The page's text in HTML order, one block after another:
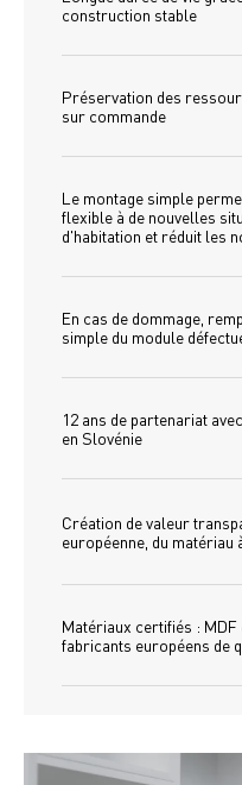
construction stable
Préservation des
sur commande
Le montage simple
flexible à de nouvelles
d'habitation et réduit les
En cas de dommage,
simple du module
12 ans de partenariat
en Slovénie
Création de valeur
européenne, du matériau
Matériaux certifiés :
fabricants européens de